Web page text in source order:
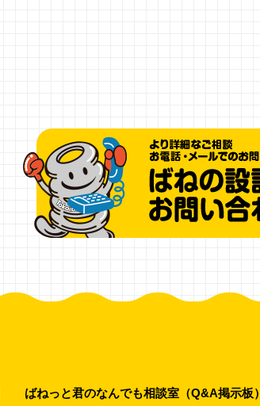
ばねっと君のなんでも相談室（Q&A掲示板）